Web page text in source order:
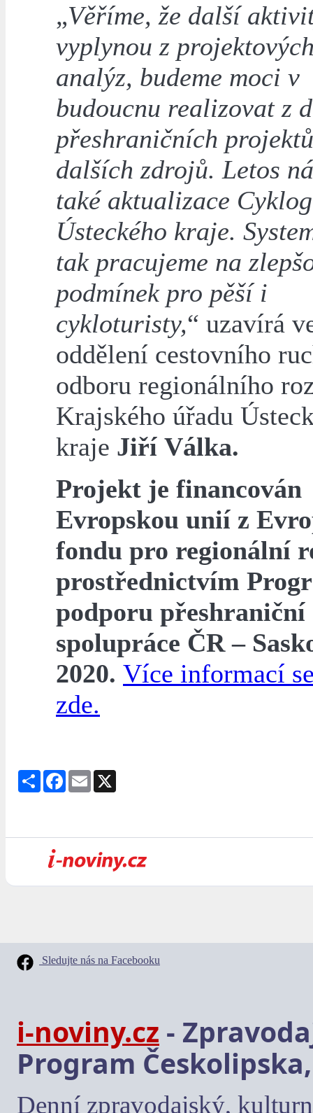
„Věříme, že další
vyplynou z
analýz, budeme moci v
budoucnu realizovat z
přeshraničních
dalších zdrojů. Letos
také aktualizace
Ústeckého kraje.
tak pracujeme na
podmínek pro pěší i
cykloturisty,“ uzavírá
oddělení cestovního
odboru regionálního
Krajského úřadu
kraje Jiří Válka.
Projekt je financován
Evropskou unií z
fondu pro regionální
prostřednictvím
podporu přeshraniční
spolupráce ČR –
2020. Více informací
zde.
Share Facebook
Email
Sledujte nás na Facebooku
i-noviny.cz -
Program
Denní zpravodajský,